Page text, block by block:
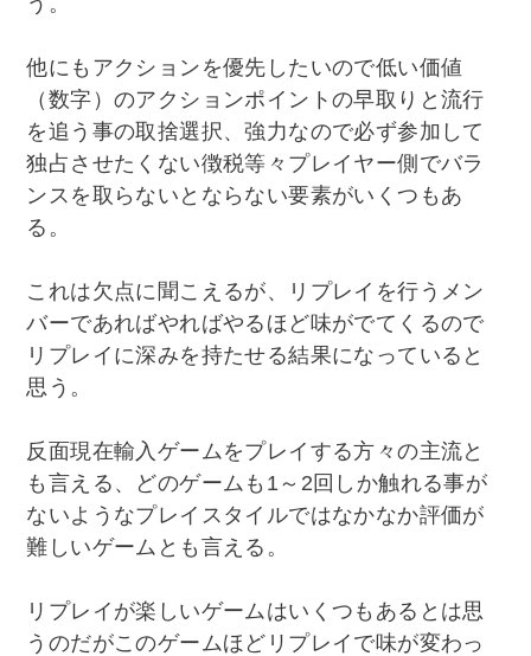
他にもアクションを優先したいので低い価値
（数字）のアクションポイントの早取りと流行
を追う事の取捨選択、強力なので必ず参加して
独占させたくない徴税等々プレイヤー側でバラ
ンスを取らないとならない要素がいくつもあ
る。
これは欠点に聞こえるが、リプレイを行うメン
バーであればやればやるほど味がでてくるので
リプレイに深みを持たせる結果になっていると
思う。
反面現在輸入ゲームをプレイする方々の主流と
も言える、どのゲームも1～2回しか触れる事が
ないようなプレイスタイルではなかなか評価が
難しいゲームとも言える。
リプレイが楽しいゲームはいくつもあるとは思
うのだがこのゲームほどリプレイで味が変わっ